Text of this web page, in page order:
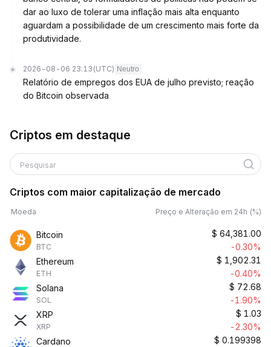
dar ao luxo de tolerar uma inflação mais alta enquanto
aguardam a possibilidade de um crescimento mais forte da
produtividade.
2026-08-06 23:13 (UTC) Neutro
Relatório de empregos dos EUA de julho previsto; reação
do Bitcoin observada
Criptos em destaque
Pesquisar
Criptos com maior capitalização de mercado
Moeda Preço e Alteração em 24h (%)
Bitcoin
BTC
$ 64,381.00
-0.30%
Ethereum
ETH
$ 1,902.31
-0.40%
Solana
SOL
$ 72.68
-1.90%
XRP
XRP
$ 1.03
-2.30%
Cardano
$ 0.199398